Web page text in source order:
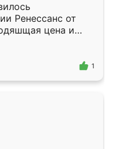
Ренессанс от
цена и
Приехавший
самый
1